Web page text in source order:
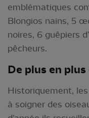
emblématiques
Blongios nains, 5
noires, 6 guêpiers
pêcheurs.
De plus en plus
Historiquement,
à soigner des